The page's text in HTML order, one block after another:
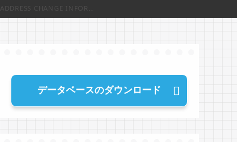
ADDRESS CHANGE INFORMATION
データベースのダウンロード